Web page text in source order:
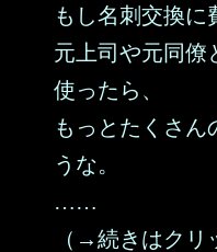
もし名刺交換に
元上司や元同僚
使ったら、
もっとたくさん
うな。
……
（→続きはクリ